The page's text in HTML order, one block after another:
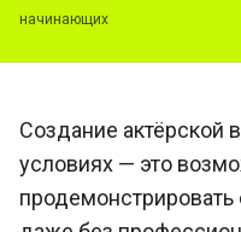
начинающих
Создание актёрской
условиях — это